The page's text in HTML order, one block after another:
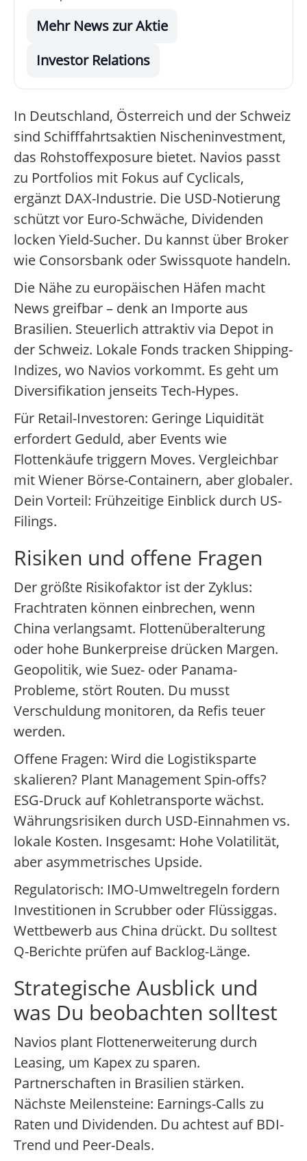
Mehr News zur Aktie
Investor Relations
In Deutschland, Österreich und der Schweiz
sind Schifffahrtsaktien Nischeninvestment,
das Rohstoffexposure bietet. Navios passt
zu Portfolios mit Fokus auf Cyclicals,
ergänzt DAX-Industrie. Die USD-Notierung
schützt vor Euro-Schwäche, Dividenden
locken Yield-Sucher. Du kannst über Broker
wie Consorsbank oder Swissquote handeln.
Die Nähe zu europäischen Häfen macht
News greifbar – denk an Importe aus
Brasilien. Steuerlich attraktiv via Depot in
der Schweiz. Lokale Fonds tracken Shipping-
Indizes, wo Navios vorkommt. Es geht um
Diversifikation jenseits Tech-Hypes.
Für Retail-Investoren: Geringe Liquidität
erfordert Geduld, aber Events wie
Flottenkäufe triggern Moves. Vergleichbar
mit Wiener Börse-Containern, aber globaler.
Dein Vorteil: Frühzeitige Einblick durch US-
Filings.
Risiken und offene Fragen
Der größte Risikofaktor ist der Zyklus:
Frachtraten können einbrechen, wenn
China verlangsamt. Flottenüberalterung
oder hohe Bunkerpreise drücken Margen.
Geopolitik, wie Suez- oder Panama-
Probleme, stört Routen. Du musst
Verschuldung monitoren, da Refis teuer
werden.
Offene Fragen: Wird die Logistiksparte
skalieren? Plant Management Spin-offs?
ESG-Druck auf Kohletransporte wächst.
Währungsrisiken durch USD-Einnahmen vs.
lokale Kosten. Insgesamt: Hohe Volatilität,
aber asymmetrisches Upside.
Regulatorisch: IMO-Umweltregeln fordern
Investitionen in Scrubber oder Flüssiggas.
Wettbewerb aus China drückt. Du solltest
Q-Berichte prüfen auf Backlog-Länge.
Strategische Ausblick und
was Du beobachten solltest
Navios plant Flottenerweiterung durch
Leasing, um Kapex zu sparen.
Partnerschaften in Brasilien stärken.
Nächste Meilensteine: Earnings-Calls zu
Raten und Dividenden. Du achtest auf BDI-
Trend und Peer-Deals.